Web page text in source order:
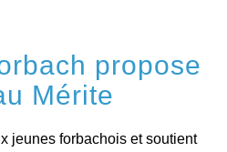
propose
Mérite
jeunes forbachois et soutient